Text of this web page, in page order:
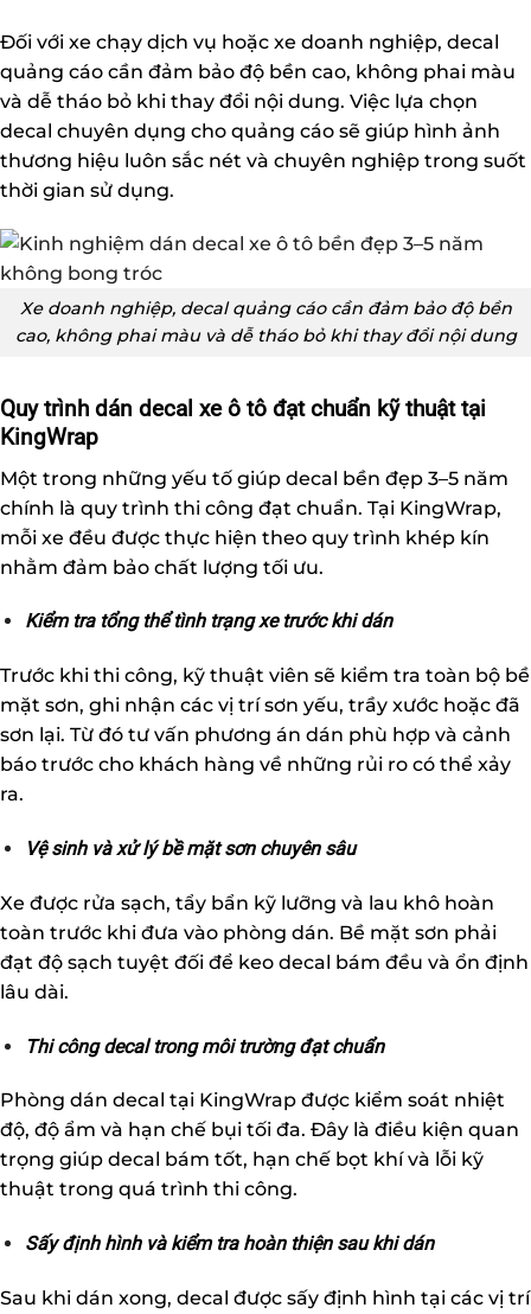
Đối với xe chạy dịch vụ hoặc xe doanh nghiệp, decal
quảng cáo cần đảm bảo độ bền cao, không phai màu
và dễ tháo bỏ khi thay đổi nội dung. Việc lựa chọn
decal chuyên dụng cho quảng cáo sẽ giúp hình ảnh
thương hiệu luôn sắc nét và chuyên nghiệp trong suốt
thời gian sử dụng.
Xe doanh nghiệp, decal quảng cáo cần đảm bảo độ bền
cao, không phai màu và dễ tháo bỏ khi thay đổi nội dung
Quy trình dán decal xe ô tô đạt chuẩn kỹ thuật tại
KingWrap
Một trong những yếu tố giúp decal bền đẹp 3–5 năm
chính là quy trình thi công đạt chuẩn. Tại KingWrap,
mỗi xe đều được thực hiện theo quy trình khép kín
nhằm đảm bảo chất lượng tối ưu.
Kiểm tra tổng thể tình trạng xe trước khi dán
Trước khi thi công, kỹ thuật viên sẽ kiểm tra toàn bộ bề
mặt sơn, ghi nhận các vị trí sơn yếu, trầy xước hoặc đã
sơn lại. Từ đó tư vấn phương án dán phù hợp và cảnh
báo trước cho khách hàng về những rủi ro có thể xảy
ra.
Vệ sinh và xử lý bề mặt sơn chuyên sâu
Xe được rửa sạch, tẩy bẩn kỹ lưỡng và lau khô hoàn
toàn trước khi đưa vào phòng dán. Bề mặt sơn phải
đạt độ sạch tuyệt đối để keo decal bám đều và ổn định
lâu dài.
Thi công decal trong môi trường đạt chuẩn
Phòng dán decal tại KingWrap được kiểm soát nhiệt
độ, độ ẩm và hạn chế bụi tối đa. Đây là điều kiện quan
trọng giúp decal bám tốt, hạn chế bọt khí và lỗi kỹ
thuật trong quá trình thi công.
Sấy định hình và kiểm tra hoàn thiện sau khi dán
Sau khi dán xong, decal được sấy định hình tại các vị trí